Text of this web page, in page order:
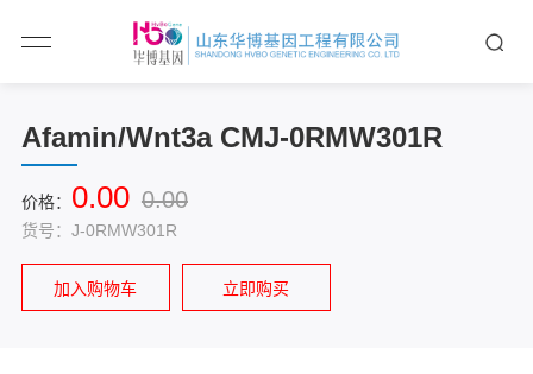
Afamin/Wnt3a CMJ-0RMW301R
价格： 0.00 0.00
货号：J-0RMW301R
加入购物车 立即购买